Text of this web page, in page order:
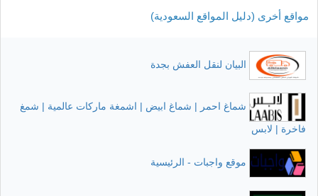
مواقع أخرى (دليل المواقع السعودية)
البيان لنقل العفش بجدة
شماغ احمر | شماغ ابيض | اشمغة ماركات عالمية | شمغ
فاخرة | لابس
موقع واجبات - الرئيسية